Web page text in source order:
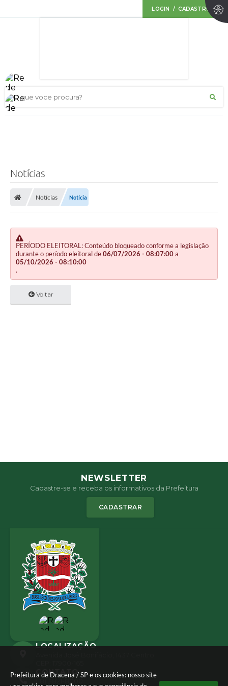
Prefeitura de Dracena / SP e os cookies: nosso site
LOGIN / CADASTRO
O que voce procura?
Notícias
Notícias Notícia
PERÍODO ELEITORAL: Conteúdo bloqueado conforme a legislação
durante o período eleitoral de06/07/2026 - 08:07:00a
05/10/2026 - 08:10:00
.
Voltar
NEWSLETTER
Cadastre-se e receba os informativos da Prefeitura
CADASTRAR
LOCALIZAÇÃO
CONTATO